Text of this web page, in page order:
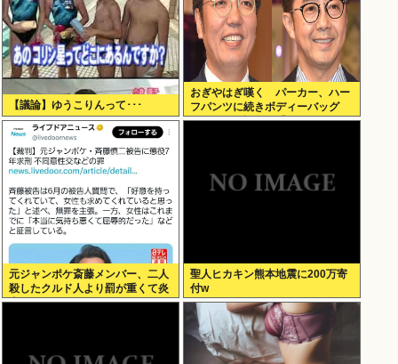
【議論】ゆうこりんって･･･
おぎやはぎ嘆く パーカー、ハー
フパンツに続きボディーバッグ
も“ダサい”論争に「なんでおじさ
元ジャンポケ斎藤メンバー、二人
殺したクルド人より罰が重くて炎
上www
聖人ヒカキン熊本地震に200万寄
付w